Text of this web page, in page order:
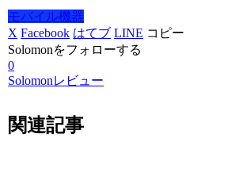
モバイル機器
X Facebook はてブ LINE コピー
Solomonをフォローする
0
Solomonレビュー
関連記事